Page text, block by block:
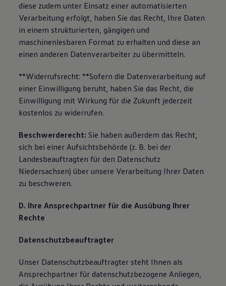
diese zudem unter Einsatz einer automatisierten
Verarbeitung erfolgt, haben Sie das Recht, Ihre Daten
in einem strukturierten, gängigen und
maschinenlesbaren Format zu erhalten und diese an
einen anderen Datenverarbeiter zu übermitteln.
**Widerrufsrecht: **Sofern die Datenverarbeitung auf
einer Einwilligung beruht, haben Sie das Recht, die
Einwilligung mit Wirkung für die Zukunft jederzeit
kostenlos zu widerrufen.
Beschwerderecht: Sie haben außerdem das Recht,
sich bei einer Aufsichtsbehörde (z. B. bei der
Landesbeauftragten für den Datenschutz
Niedersachsen) über unsere Verarbeitung Ihrer Daten
zu beschweren.
D. Ihre Ansprechpartner für die Ausübung Ihrer
Rechte
Datenschutzbeauftragter
Unser Datenschutzbeauftragter steht Ihnen als
Ansprechpartner für datenschutzbezogene Anliegen,